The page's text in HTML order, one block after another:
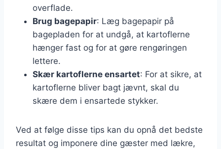
overflade.
Brug bagepapir: Læg bagepapir på
bagepladen for at undgå, at kartoflerne
hænger fast og for at gøre rengøringen
lettere.
Skær kartoflerne ensartet: For at sikre, at
kartoflerne bliver bagt jævnt, skal du
skære dem i ensartede stykker.
Ved at følge disse tips kan du opnå det bedste
resultat og imponere dine gæster med lækre,